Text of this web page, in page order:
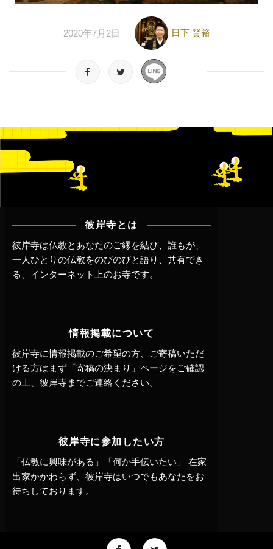
2020年7月2日 日下 賢裕
彼岸寺とは
彼岸寺は仏教とあなたのご縁を結び、誰もが、
一人ひとりの仏教をのびのびと語り、共有でき
る、インターネット上のお寺です。
情報掲載について
彼岸寺に情報掲載のご希望の方、ご寄稿いただ
ける方はまず 「寄稿の決まり」ページをご確認
の上、 彼岸寺までご連絡 ください。
彼岸寺に参加したい方
「仏教に興味がある」「何か手伝いたい」 在家
出家かかわらず、 彼岸寺はいつでもあなたをお
待ちしております。